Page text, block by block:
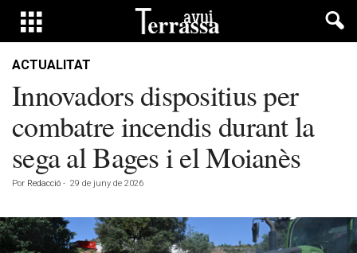
ACTUALITAT
Innovadors dispositius per
combatre incendis durant la
sega al Bages i el Moianès
Por Redacció - 29 de juny de 2026